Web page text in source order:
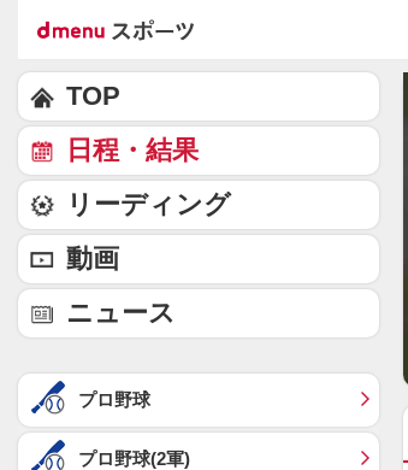
TOP
日程・結果
リーディング
動画
ニュース
プロ野球
プロ野球(2軍)